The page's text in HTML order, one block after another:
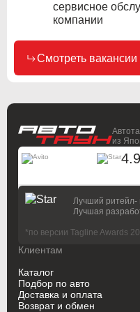
сервисное
компании
Смотреть вакансии
из
Лучший ритейл-
Лучшая
*по версии Tagline Awards
4.9
На основании
Клиентам
Каталог
Подбор по авто
Доставка и оплата
Возврат и обмен